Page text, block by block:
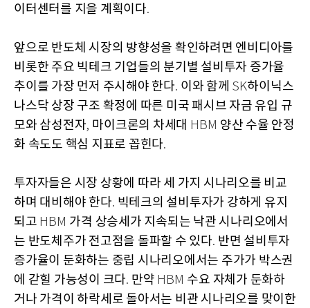
이터센터를 지을 계획이다.
앞으로 반도체 시장의 방향성을 확인하려면 엔비디아를
비롯한 주요 빅테크 기업들의 분기별 설비투자 증가율
추이를 가장 먼저 주시해야 한다. 이와 함께 SK하이닉스
나스닥 상장 구조 확정에 따른 미국 패시브 자금 유입 규
모와 삼성전자, 마이크론의 차세대 HBM 양산 수율 안정
화 속도도 핵심 지표로 꼽힌다.
투자자들은 시장 상황에 따라 세 가지 시나리오를 비교
하며 대비해야 한다. 빅테크의 설비투자가 강하게 유지
되고 HBM 가격 상승세가 지속되는 낙관 시나리오에서
는 반도체주가 전고점을 돌파할 수 있다. 반면 설비투자
증가율이 둔화하는 중립 시나리오에서는 주가가 박스권
에 갇힐 가능성이 크다. 만약 HBM 수요 자체가 둔화하
거나 가격이 하락세로 돌아서는 비관 시나리오를 맞이한